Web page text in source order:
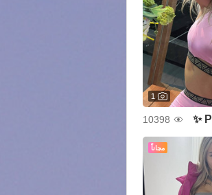
1
10398
مجاناً